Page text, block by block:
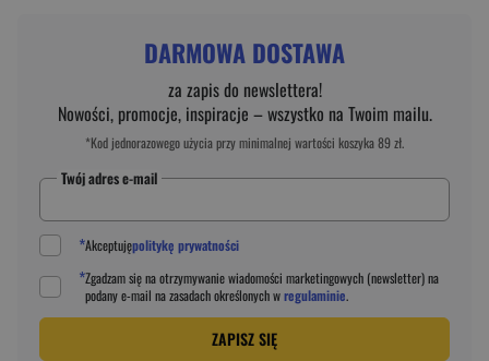
DARMOWA DOSTAWA
za zapis do newslettera!
Nowości, promocje, inspiracje – wszystko na Twoim mailu.
*Kod jednorazowego użycia przy minimalnej wartości koszyka 89 zł.
Twój adres e-mail
*Akceptujępolitykę prywatności
*Zgadzam się na otrzymywanie wiadomości marketingowych (newsletter) na
podanye-mail na zasadach określonych wregulaminie.
ZAPISZ SIĘ